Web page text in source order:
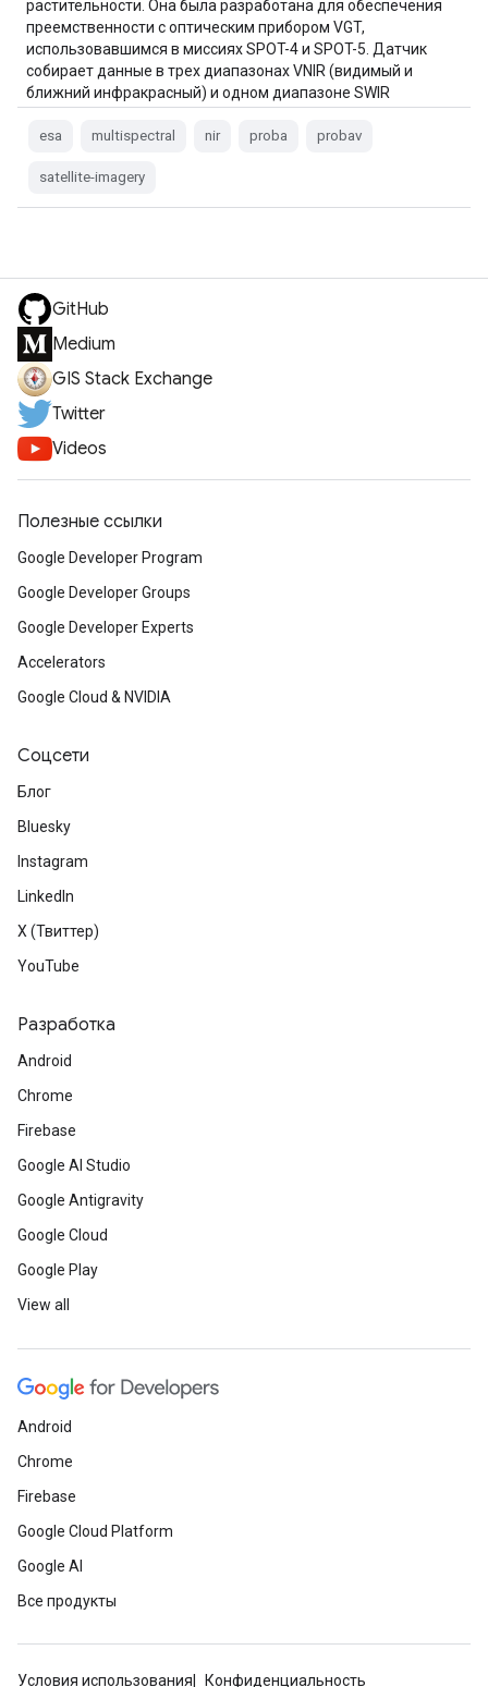
растительности. Она была разработана для обеспечения
преемственности с оптическим прибором VGT,
использовавшимся в миссиях SPOT-4 и SPOT-5. Датчик
собирает данные в трех диапазонах VNIR (видимый и
ближний инфракрасный) и одном диапазоне SWIR
esa multispectral nir proba probav
satellite-imagery
GitHub
Medium
GIS Stack Exchange
Twitter
Videos
Полезные ссылки
Google Developer Program
Google Developer Groups
Google Developer Experts
Accelerators
Google Cloud & NVIDIA
Соцсети
Блог
Bluesky
Instagram
LinkedIn
X (Твиттер)
YouTube
Разработка
Android
Chrome
Firebase
Google AI Studio
Google Antigravity
Google Cloud
Google Play
View all
Android
Chrome
Firebase
Google Cloud Platform
Google AI
Все продукты
Условия использования Конфиденциальность